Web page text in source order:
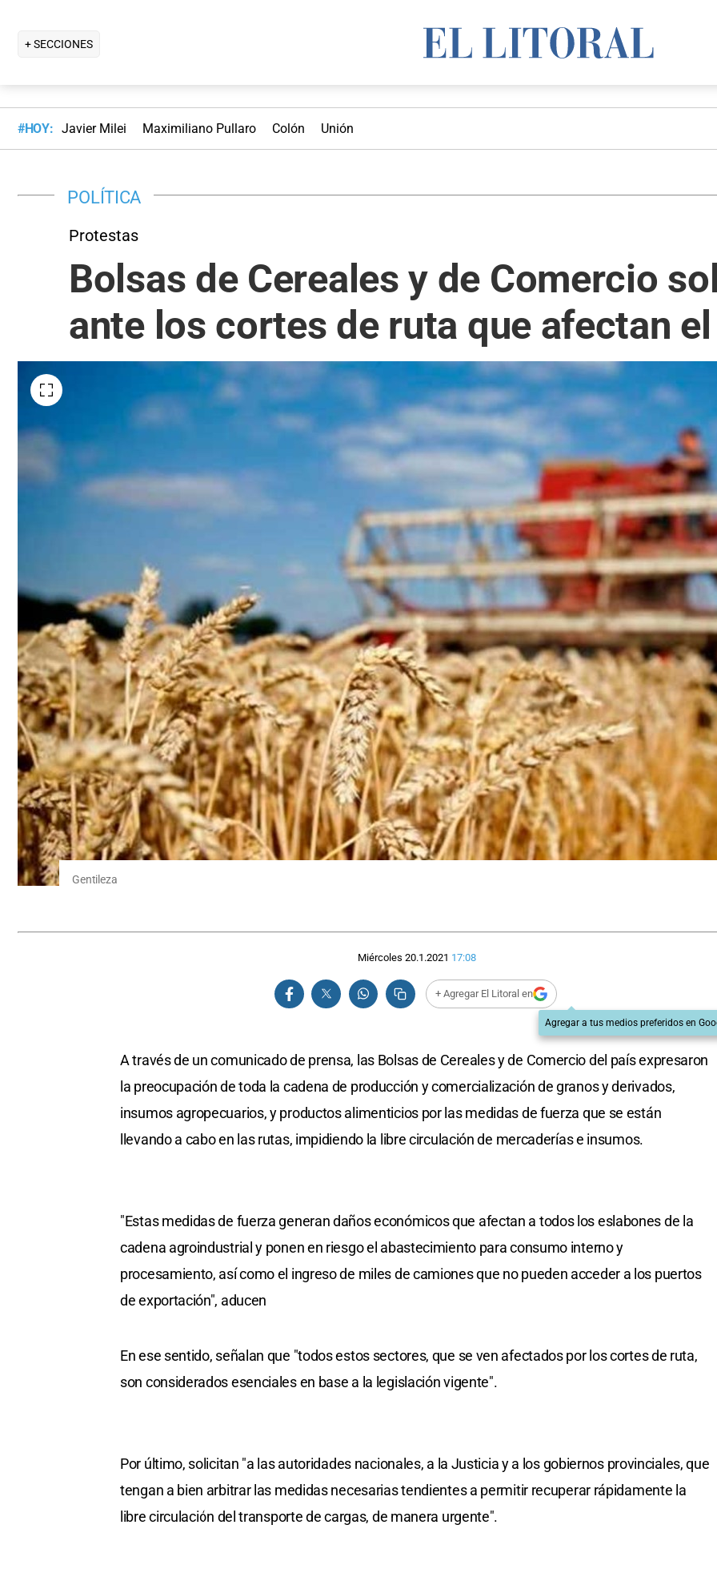
+ SECCIONES
#HOY: Javier Milei Maximiliano Pullaro Colón Unión
POLÍTICA
Protestas
Bolsas de Cereales y de Comercio
ante los cortes de ruta que afectan
Gentileza
Miércoles 20.1.2021 17:08
+ Agregar El Litoral en
Agregar a tus medios preferidos en
A través de un comunicado de prensa, las Bolsas de Cereales y de Comercio del país expresaron
la preocupación de toda la cadena de producción y comercialización de granos y derivados,
insumos agropecuarios, y productos alimenticios por las medidas de fuerza que se están
llevando a cabo en las rutas, impidiendo la libre circulación de mercaderías e insumos.
"Estas medidas de fuerza generan daños económicos que afectan a todos los eslabones de la
cadena agroindustrial y ponen en riesgo el abastecimiento para consumo interno y
procesamiento, así como el ingreso de miles de camiones que no pueden acceder a los puertos
de exportación", aducen
En ese sentido, señalan que "todos estos sectores, que se ven afectados por los cortes de ruta,
son considerados esenciales en base a la legislación vigente".
Por último, solicitan "a las autoridades nacionales, a la Justicia y a los gobiernos provinciales, que
tengan a bien arbitrar las medidas necesarias tendientes a permitir recuperar rápidamente la
libre circulación del transporte de cargas, de manera urgente".